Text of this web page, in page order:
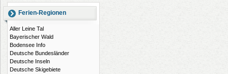
Ferien-Regionen
Aller Leine Tal
Bayerischer Wald
Bodensee Info
Deutsche Bundesländer
Deutsche Inseln
Deutsche Skigebiete